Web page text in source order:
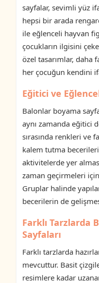
sayfalar, sevimli yüz
hepsi bir arada
ile eğlenceli hayvan
çocukların ilgisini
özel tasarımlar, daha
her çocuğun kendini
Eğitici ve
Balonlar boyama
aynı zamanda eğitici
sırasında renkleri ve
kalem tutma
aktivitelerde yer
zaman geçirmeleri
Gruplar halinde
becerilerin de
Farklı Tarzlarda
Sayfaları
Farklı tarzlarda
mevcuttur. Basit
resimlere kadar